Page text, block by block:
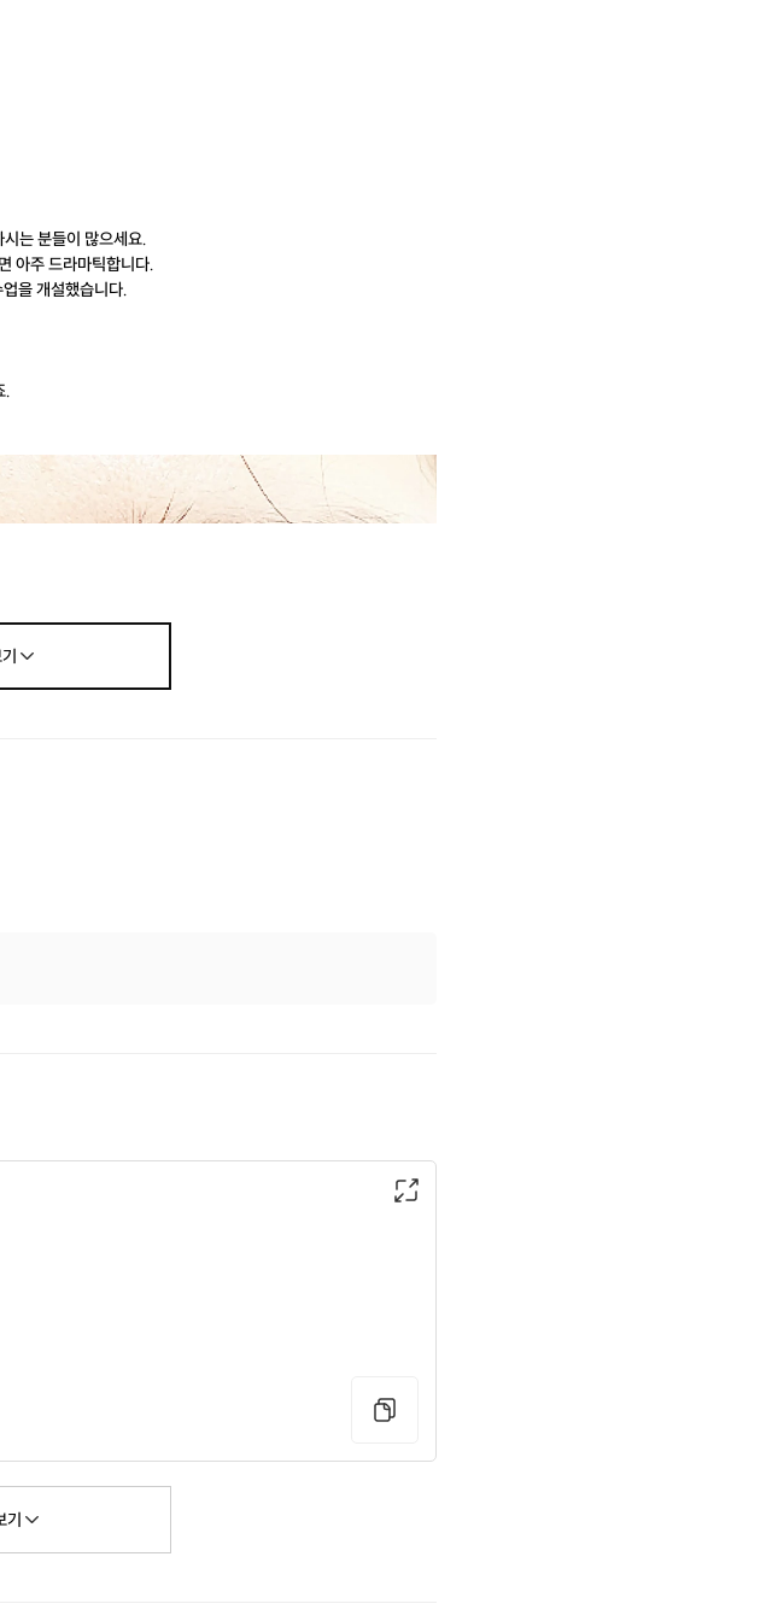
는 분들이 많으세요.
아주 드라마틱합니다.
을 개설했습니다.
.
연락처로 문의해주세요.
기